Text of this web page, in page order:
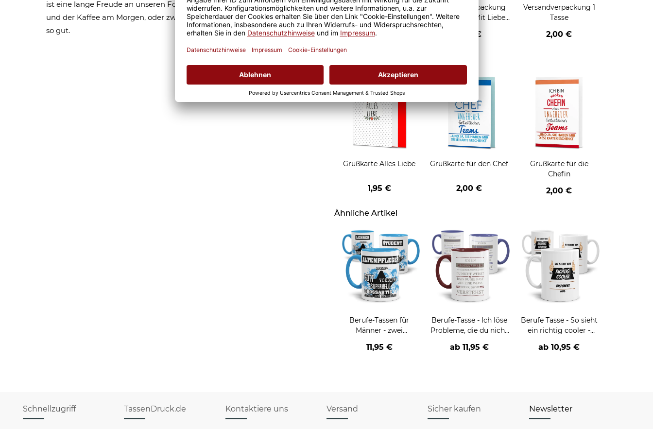
ist eine lange Freude an unseren Fototassen und Motivtassen garantiert
und der Kaffee am Morgen, oder zwischendurch, schmeckt gleich nochmal
so gut.
Geschenkverpackung 1
Tasse mit Fenster
2,50 €
Geschenkverpackung
für Tassen - Mit Liebe
2,95 €
Versandverpackung 1
Tasse
2,00 €
Grußkarten zum Verschenken
Grußkarte Alles Liebe
1,95 €
Grußkarte für den Chef
2,00 €
Grußkarte für die
Chefin
2,00 €
Ähnliche Artikel
Berufe-Tassen für
Männer - zwei
11,95 €
Berufe-Tasse - Ich löse
Probleme, die du nicht
verschiedene Berufe
ab 11,95 €
Berufe Tasse - So sieht
ein richtig cooler -
ab10,95 €
Schnellzugriff TassenDruck.de Kontaktiere uns Versand Sicher kaufen Newsletter